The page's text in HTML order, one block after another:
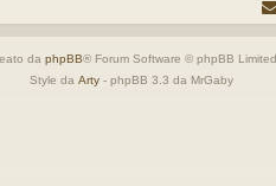
da phpBB® Forum Software © phpBB Limited
Style da Arty - phpBB 3.3 da MrGaby